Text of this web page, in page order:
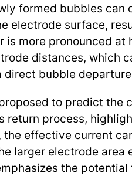
formed bubbles can
electrode surface,
is more pronounced at
distances, which
bubble
to predict the
return process,
the effective current
larger electrode area
the potential